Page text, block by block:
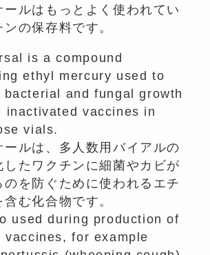
ールはもっとよく使われてい
ンの保存料です。
is a compound
ethyl mercury used to
bacterial and fungal growth
inactivated vaccines in
vials.
ールは、多人数用バイアルの
したワクチンに細菌やカビが
のを防ぐために使われるエチ
む化合物です。
used during production of
vaccines, for example